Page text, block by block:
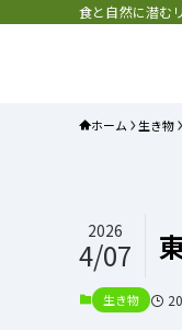
食と自然に潜む
ホーム 生き物
2026
4/07
生き物